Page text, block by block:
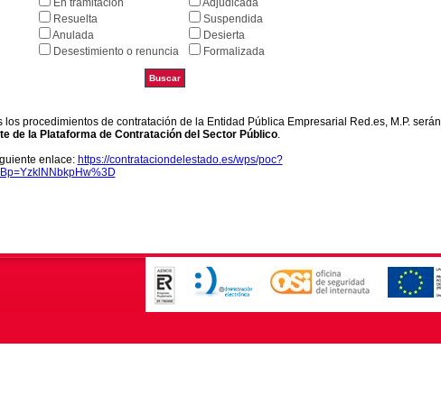
En tramitación
Adjudicada
Resuelta
Suspendida
Anulada
Desierta
Desestimiento o renuncia
Formalizada
procedimientos de contratación de la Entidad Pública Empresarial Red.es, M.P. serán
de la Plataforma de Contratación del Sector Público.
enlace: https://contrataciondelestado.es/wps/poc?